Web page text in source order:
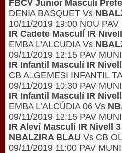
FBCV Júnior Masculí
DENIA BASQUET Vs
10/11/2019 19:00 NOU PAV
IR Cadete MasculÍ IR
EMBA L’ALCUDIA Vs
09/11/2019 12:15 PAV
IR Infantil Masculí IR
CB ALGEMESI INFANTIL
09/11/2019 10:30 PAV
IR Infantil Masculí IR
EMBA L’ALCÚDIA 06 Vs
09/11/2019 12:15 PAV
IR Aleví Masculí IR Nivell
NBALZIRA BLAU Vs CB
09/11/2019 11:00 PAV